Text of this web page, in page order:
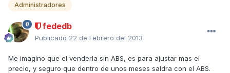
Administradores
fededb
Publicado 22 de Febrero del 2013
Me imagino que el venderla sin ABS, es para ajustar mas el
precio, y seguro que dentro de unos meses saldra con el ABS.